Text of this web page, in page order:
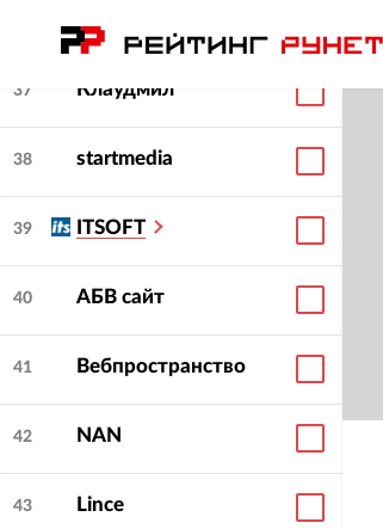
37 Клаудмил
38 startmedia
39 ITSOFT
40 АБВ сайт
41 Вебпространство
42 NAN
43 Lince